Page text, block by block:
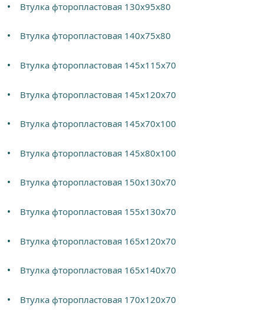
Втулка фторопластовая 130х95х80
Втулка фторопластовая 140х75х80
Втулка фторопластовая 145х115х70
Втулка фторопластовая 145х120х70
Втулка фторопластовая 145х70х100
Втулка фторопластовая 145х80х100
Втулка фторопластовая 150х130х70
Втулка фторопластовая 155х130х70
Втулка фторопластовая 165х120х70
Втулка фторопластовая 165х140х70
Втулка фторопластовая 170х120х70